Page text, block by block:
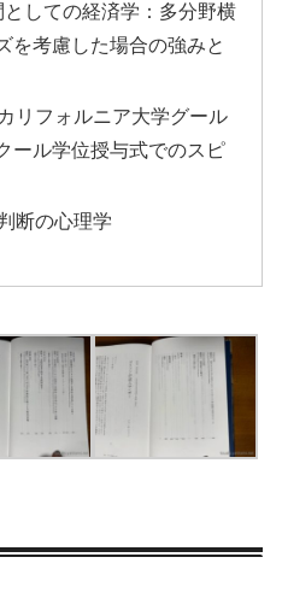
しての経済学：多分野横
を考慮した場合の強みと
リフォルニア大学グール
ール学位授与式でのスピ
断の心理学